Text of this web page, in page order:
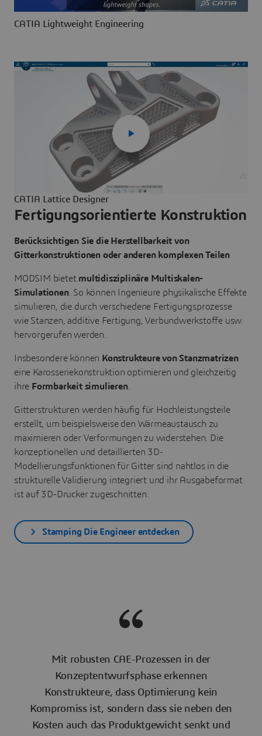
CATIA Lightweight Engineering
Fertigungsorientierte Konstruktion
Berücksichtigen Sie die Herstellbarkeit von
Gitterkonstruktionen oder anderen komplexen Teilen
MODSIM bietet multidisziplinäre Multiskalen-
Simulationen. So können Ingenieure physikalische Effekte
simulieren, die durch verschiedene Fertigungsprozesse
wie Stanzen, additive Fertigung, Verbundwerkstoffe usw.
hervorgerufen werden.
Insbesondere können Konstrukteure von Stanzmatrizen
eine Karosseriekonstruktion optimieren und gleichzeitig
ihre Formbarkeit simulieren.
Gitterstrukturen werden häufig für Hochleistungsteile
erstellt, um beispielsweise den Wärmeaustausch zu
maximieren oder Verformungen zu widerstehen. Die
konzeptionellen und detaillierten 3D-
Modellierungsfunktionen für Gitter sind nahtlos in die
strukturelle Validierung integriert und ihr Ausgabeformat
ist auf 3D-Drucker zugeschnitten.
Stamping Die Engineer entdecken
CATIA Lattice Designer
Mit robusten CAE-Prozessen in der
Konzeptentwurfsphase erkennen
Konstrukteure, dass Optimierung kein
Kompromiss ist, sondern dass sie neben den
Kosten auch das Produktgewicht senkt und